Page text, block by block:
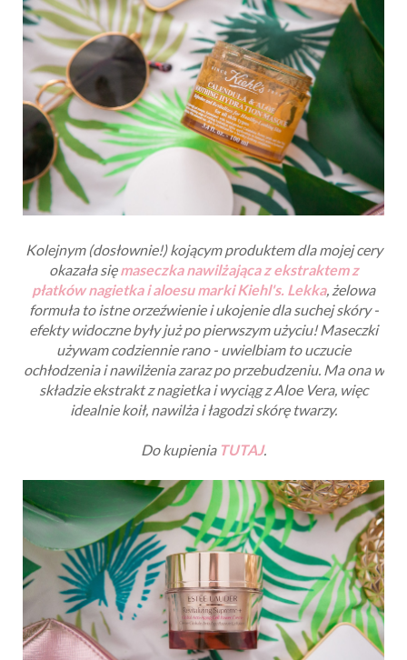
Kolejnym (dosłownie!) kojącym produktem dla mojej cery
okazała sięmaseczka nawilżająca z ekstraktem z
płatków nagietka i aloesu marki Kiehl's. Lekka, żelowa
formuła to istne orzeźwienie i ukojenie dla suchej skóry -
efekty widoczne były już po pierwszym użyciu! Maseczki
używam codziennie rano - uwielbiam to uczucie
ochłodzenia i nawilżenia zaraz po przebudzeniu. Ma ona w
składzie ekstrakt z nagietka i wyciąg z Aloe Vera, więc
idealnie koił, nawilża i łagodzi skórę twarzy.
Do kupienia TUTAJ.